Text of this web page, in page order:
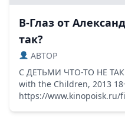
В-Глаз от
так?
ABTOP
С ДЕТЬМИ ЧТО-ТО НЕ ТАК
with the Children, 2013
https://www.kinopoisk.ru/